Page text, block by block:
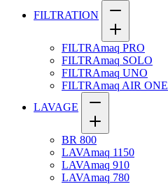
FILTRATION
FILTRAmaq PRO
FILTRAmaq SOLO
FILTRAmaq UNO
FILTRAmaq AIR ONE
LAVAGE
BR 800
LAVAmaq 1150
LAVAmaq 910
LAVAmaq 780